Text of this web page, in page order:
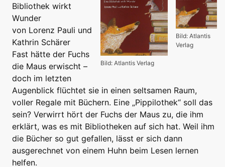
Bild: Atlantis
Verlag
Bild: Atlantis Verlag
Bibliothek wirkt
Wunder
von Lorenz Pauli und
Kathrin Schärer
Fast hätte der Fuchs
die Maus erwischt –
doch im letzten
Augenblick flüchtet sie in einen seltsamen Raum,
voller Regale mit Büchern. Eine „Pippilothek“ soll das
sein? Verwirrt hört der Fuchs der Maus zu, die ihm
erklärt, was es mit Bibliotheken auf sich hat. Weil ihm
die Bücher so gut gefallen, lässt er sich dann
ausgerechnet von einem Huhn beim Lesen lernen
helfen.